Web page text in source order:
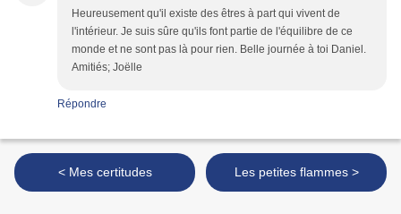
Heureusement qu'il existe des êtres à part qui vivent de
l'intérieur. Je suis sûre qu'ils font partie de l'équilibre de ce
monde et ne sont pas là pour rien. Belle journée à toi Daniel.
Amitiés; Joëlle
Répondre
< Mes certitudes Les petites flammes >